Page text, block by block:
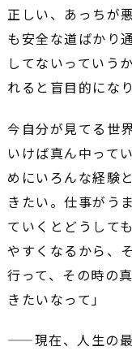
正しい、あっちが
も安全な道ばかり
してないっていう
れると盲目的にな
今自分が見てる世
いけば真ん中って
めにいろんな経験
きたい。仕事がう
ていくとどうして
やすくなるから、
行って、その時の
きたいなって」
――現在、人生の